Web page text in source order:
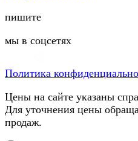
пишите
мы в соцсетях
Политика
Цены на сайте указаны
Для уточнения цены
продаж.